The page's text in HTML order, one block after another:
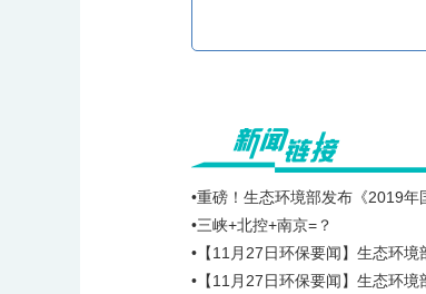
•重磅！生态环境部发布《2019年
•三峡+北控+南京=？
•【11月27日环保要闻】生态环
•【11月27日环保要闻】生态环